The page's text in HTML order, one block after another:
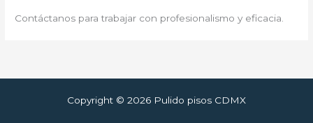
Contáctanos para trabajar con profesionalismo y eficacia.
Copyright © 2026 Pulido pisos CDMX